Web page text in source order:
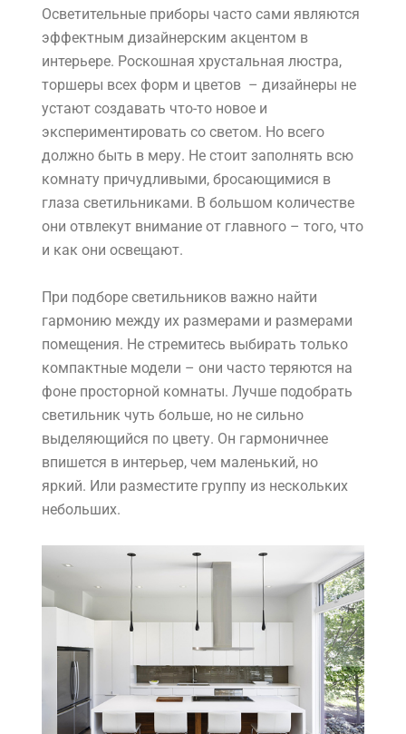
Осветительные приборы часто сами являются
эффектным дизайнерским акцентом в
интерьере. Роскошная хрустальная люстра,
торшеры всех форм и цветов – дизайнеры не
устают создавать что-то новое и
экспериментировать со светом. Но всего
должно быть в меру. Не стоит заполнять всю
комнату причудливыми, бросающимися в
глаза светильниками. В большом количестве
они отвлекут внимание от главного – того, что
и как они освещают.
При подборе светильников важно найти
гармонию между их размерами и размерами
помещения. Не стремитесь выбирать только
компактные модели – они часто теряются на
фоне просторной комнаты. Лучше подобрать
светильник чуть больше, но не сильно
выделяющийся по цвету. Он гармоничнее
впишется в интерьер, чем маленький, но
яркий. Или разместите группу из нескольких
небольших.